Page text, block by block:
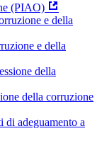
(PIAO)
e della
e della
della
della corruzione
adeguamento a